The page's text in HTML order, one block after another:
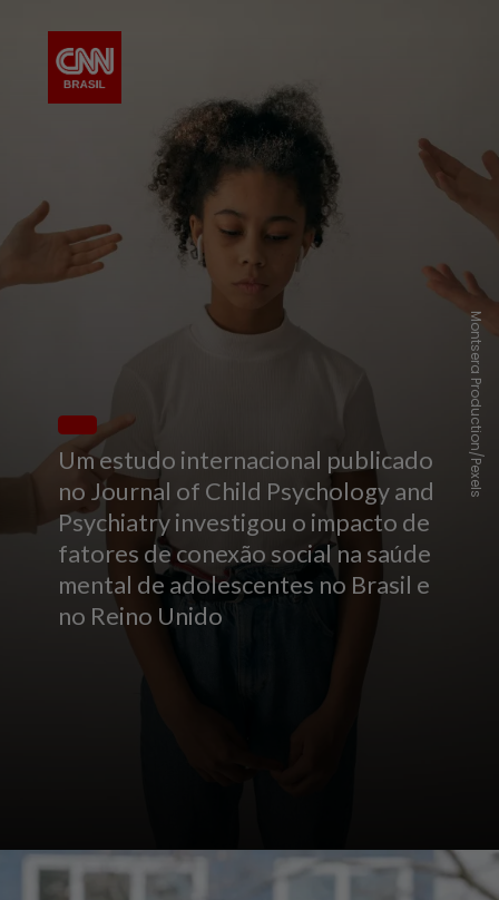
Um estudo internacional publicado
no Journal of Child Psychology and
Psychiatry investigou o impacto de
fatores de conexão social na saúde
mental de adolescentes no Brasil e
no Reino Unido
Montsera Production/Pexels